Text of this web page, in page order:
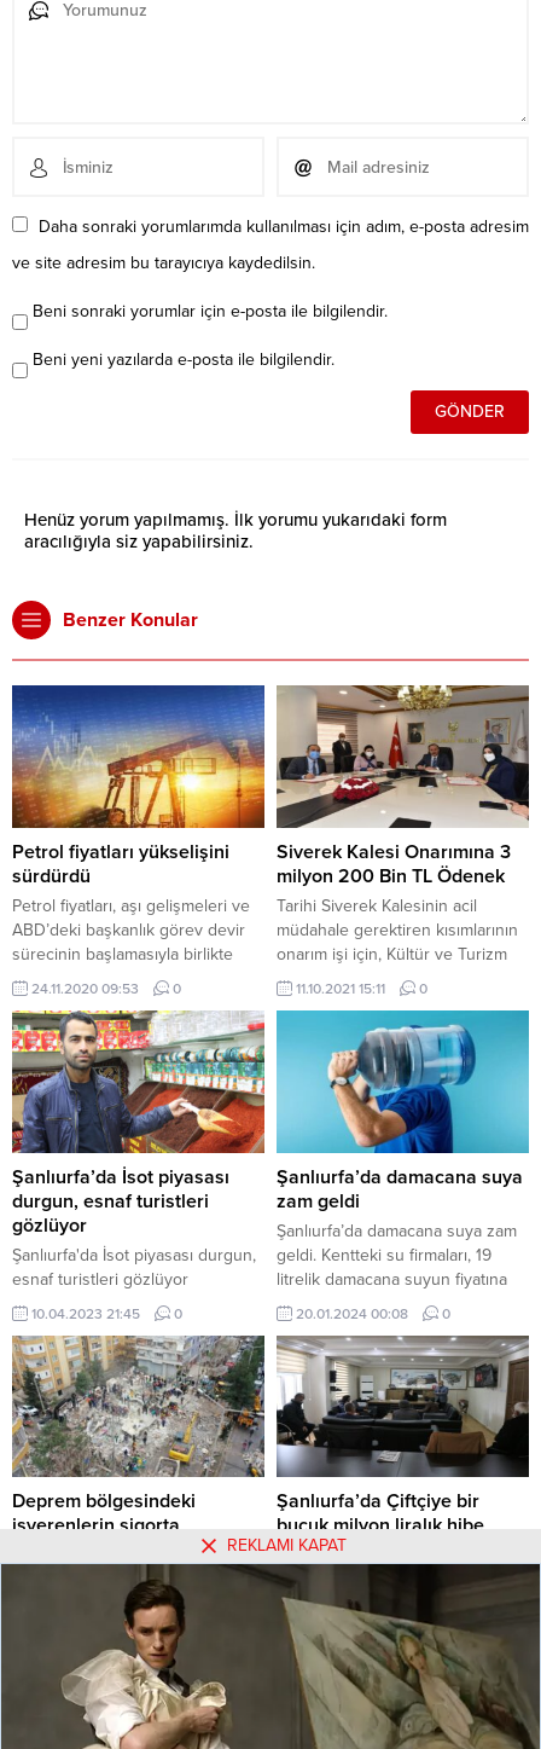
Daha sonraki yorumlarımda kullanılması için adım, e-posta adresim
ve site adresim bu tarayıcıya kaydedilsin.
Beni sonraki yorumlar için e-posta ile bilgilendir.
Beni yeni yazılarda e-posta ile bilgilendir.
Henüz yorum yapılmamış. İlk yorumu yukarıdaki form
aracılığıyla siz yapabilirsiniz.
Benzer Konular
Petrol fiyatları yükselişini
sürdürdü
Petrol fiyatları, aşı gelişmeleri ve
ABD’deki başkanlık görev devir
sürecinin başlamasıyla birlikte
ağustos ayından beri en yüksek
seviyede kapandı.
24.11.2020 09:53 0
Siverek Kalesi Onarımına 3
milyon 200 Bin TL Ödenek
Tarihi Siverek Kalesinin acil
müdahale gerektiren kısımlarının
onarım işi için, Kültür ve Turizm
Bakanlığı koordinesinde Şanlıurfa
YİKOB’dan 3 milyon 200 bin TL
ödenek sağlanmasına yönelik
protokol imzalandı. Şanlıurfa
Valiliği toplantı salonunda, Vali
Abdullah Erin huzurunda
düzenlenen protokole; Şanlıurfa
Yatırım İzleme ve Koordinasyon
Başkanlığı (YİKOB) adına Vali
Yardımcısı Yeliz Yıldızhan, Kültür...
11.10.2021 15:11 0
Şanlıurfa’da İsot piyasası
durgun, esnaf turistleri
gözlüyor
Şanlıurfa'da İsot piyasası durgun,
esnaf turistleri gözlüyor
10.04.2023 21:45 0
Şanlıurfa’da damacana suya
zam geldi
Şanlıurfa’da damacana suya zam
geldi. Kentteki su firmaları, 19
litrelik damacana suyun fiyatına
yüzde 45 zam yaptı. Bu zamla
birlikte en yüksek damacana su
fiyatı 95 TL’ye, en düşük
damacana su fiyatı ise 80 TL’ye
çıktı. Zam, akaryakıt fiyatlarındaki
artış ve enflasyondaki yükselişin
etkisiyle geldi. Damacana su,
nakliye maliyetlerinin de...
20.01.2024 00:08 0
Deprem bölgesindeki
işverenlerin sigorta
Deprem bölgesindeki
işverenlerin sigorta primlerini
hazine karşılayacak
25.06.2023 12:08 0
Şanlıurfa’da Çiftçiye bir
buçuk milyon liralık hibe
desteği
ÇİFTÇİYE BİR BUÇUK MİLYON
LİRALIK HİBE DESTEĞİ
01.02.2021 15:25 0
Hakkımızda Kullanım Koşulları
REKLAMI KAPAT